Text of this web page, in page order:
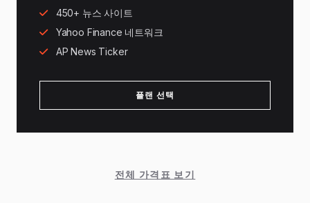
450+ 뉴스 사이트
Yahoo Finance 네트워크
AP News Ticker
플랜 선택
전체 가격표 보기